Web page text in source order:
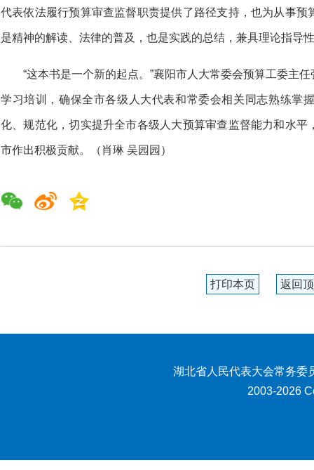
代表依法履行预算审查监督职责提供了路径支持，也为从事
是精神的解读、法律的普及，也是实践的总结，兼具理论指导
“这本书是一个新的起点。”襄阳市人大常委会预算工委主
学习培训，确保全市各级人大代表和常委会相关同志熟练掌
化、规范化，切实提升全市各级人大预算审查监督能力和水
市作出积极贡献。（肖琳 吴园园）
打印本页 返回
湖北省人民代表大会常务委
2003-2026